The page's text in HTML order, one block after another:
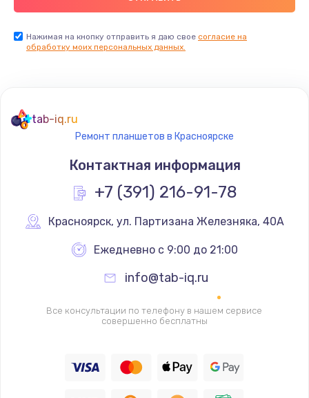
Заказать
Замена северного моста
1950 руб.
Заказать
Ремонт цепей питания
Замена жесткого диска
660 руб.
Установка драйверов
725 руб.
Нажимая на кнопку отправить я даю свое согласие на
обработку моих персональных данных.
tab-iq.ru
Ремонт планшетов в Красноярске
Контактная информация
+7 (391) 216-91-78
Красноярск, ул. Партизана Железняка, 40А
Ежедневно с 9:00 до 21:00
info@tab-iq.ru
Все консультации по телефону в нашем сервисе
совершенно бесплатны